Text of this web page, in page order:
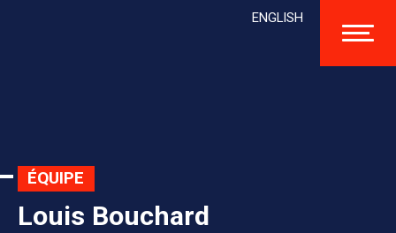
ENGLISH
ÉQUIPE
Louis Bouchard